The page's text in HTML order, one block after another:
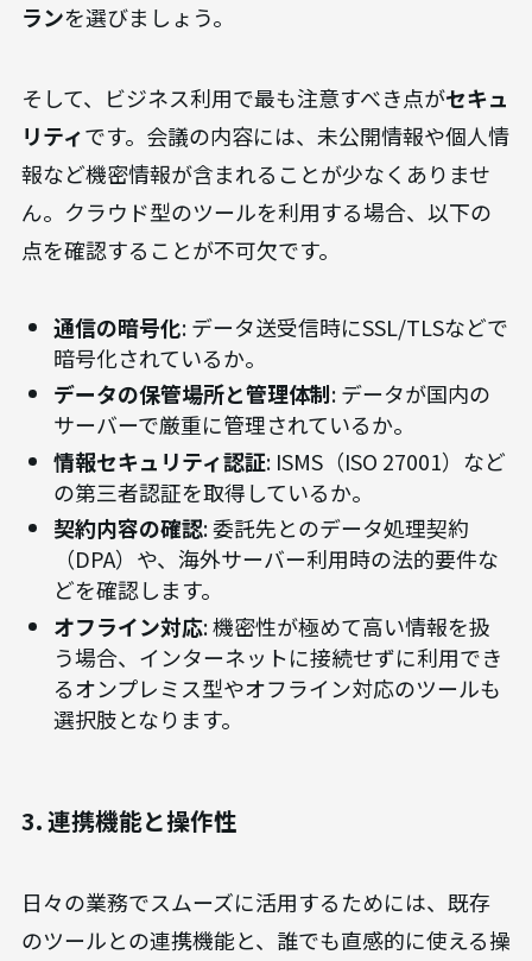
ランを選びましょう。
そして、ビジネス利用で最も注意すべき点がセキュ
リティです。会議の内容には、未公開情報や個人情
報など機密情報が含まれることが少なくありませ
ん。クラウド型のツールを利用する場合、以下の
点を確認することが不可欠です。
通信の暗号化: データ送受信時にSSL/TLSなどで
暗号化されているか。
データの保管場所と管理体制: データが国内の
サーバーで厳重に管理されているか。
情報セキュリティ認証: ISMS（ISO 27001）など
の第三者認証を取得しているか。
契約内容の確認: 委託先とのデータ処理契約
（DPA）や、海外サーバー利用時の法的要件な
どを確認します。
オフライン対応: 機密性が極めて高い情報を扱
う場合、インターネットに接続せずに利用でき
るオンプレミス型やオフライン対応のツールも
選択肢となります。
3. 連携機能と操作性
日々の業務でスムーズに活用するためには、既存
のツールとの連携機能と、誰でも直感的に使える操